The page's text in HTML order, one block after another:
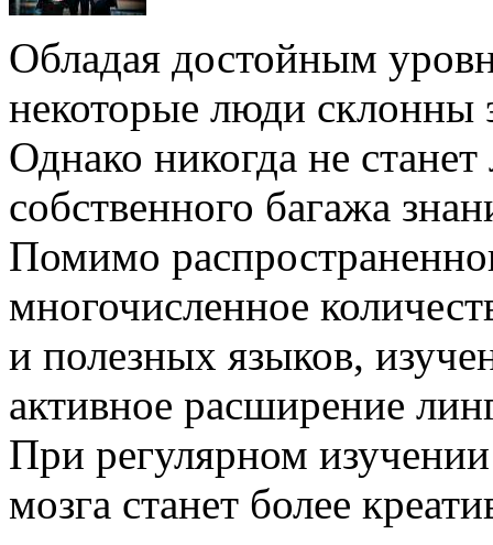
Обладая достойным
некоторые люди склонны
Однако никогда не
собственного багажа
Помимо
многочисленное
и полезных языков,
активное расширение
При регулярном
мозга станет более